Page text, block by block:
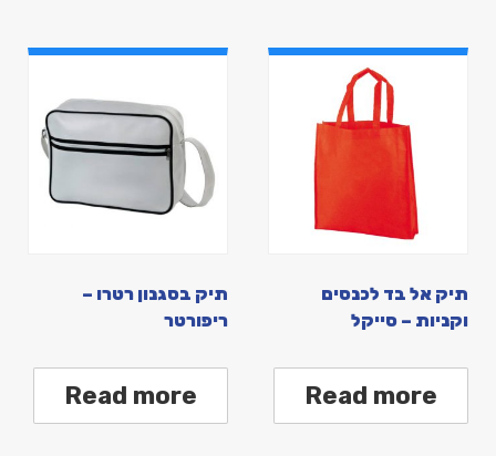
תיק אל בד לכנסים
וקניות – סייקל
Read more
תיק בסגנון רטרו –
ריפורטר
Read more